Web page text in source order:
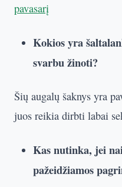
pavasarį
Kokios yra
svarbu žinoti?
Šių augalų šaknys yra
juos reikia dirbti labai
Kas nutinka, jei
pažeidžiamos